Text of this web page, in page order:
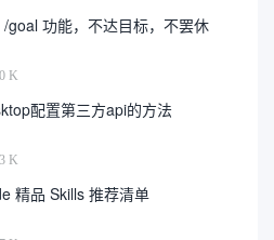
goal 功能，不达目标，不罢休
K
配置第三方api的方法
K
精品 Skills 推荐清单